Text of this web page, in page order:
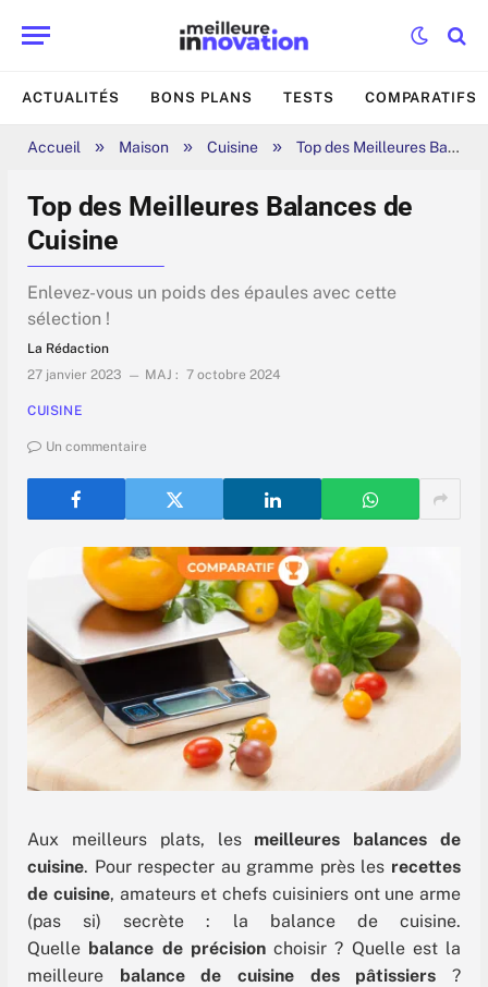
ACTUALITÉS BONS PLANS TESTS COMPARATIFS
Accueil » Maison » Cuisine » Top des Meilleures Balances de Cuisine
Top des Meilleures Balances de
Cuisine
Enlevez-vous un poids des épaules avec cette
sélection !
La Rédaction
27 janvier 2023
MAJ : 7 octobre 2024
CUISINE
Un commentaire
Aux meilleurs plats, les meilleures balances de
cuisine. Pour respecter au gramme près les recettes
de cuisine, amateurs et chefs cuisiniers ont une arme
(pas si) secrète : la balance de cuisine.
Quelle balance de précisionchoisir ? Quelle est la
meilleure balance de cuisine des pâtissiers?